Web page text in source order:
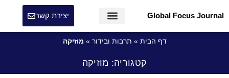
Global Focus Journal יצירת קשר
דף הבית » תרבות ובידור » מוזיקה
קטגוריה: מוזיקה